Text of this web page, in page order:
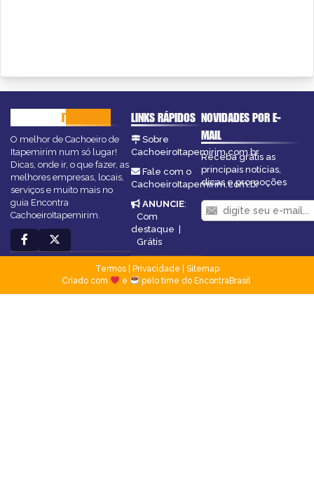
ITAPEMIRIM
O melhor de Cachoeiro de
Itapemirim num só lugar!
Dicas, onde ir, o que fazer, as
melhores empresas, locais,
serviços e muito mais no
guia Encontra
CachoeiroItapemirim.
LINKS RÁPIDOS
Sobre
CachoeiroItapemirim.com.br
Fale com o
CachoeiroItapemirim.com.br
ANUNCIE:
Com
destaque |
Grátis
NOVIDADES POR E-
MAIL
Receba grátis as
principais notícias,
dicas e promoções
Termos| Privacidade
Sitemap
Criado com
e pelo time do EncontraBrasil